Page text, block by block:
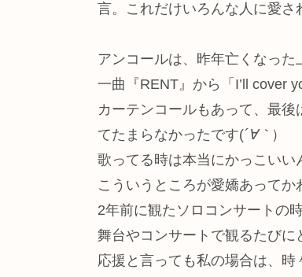
言。これだけいろんな人に愛さ
アンコールは、昨年亡くなっ
一曲『RENT』から「I’ll cover
カーテンコールもあって、最
てたまらなかったです(´∀｀ ）
歌ってる時は本当にかっこいい
こういうところが愛嬌あってか
2年前に観たソロコンサートの
舞台やコンサートで観るたびに
応援と言っても私の場合は、